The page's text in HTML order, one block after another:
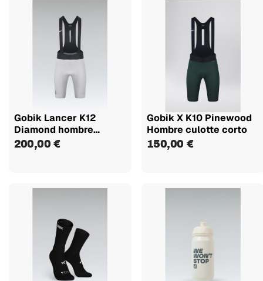
Gobik Lancer K12
Diamond hombre
culotte corto
200,00 €
Gobik X K10 Pinewood
Hombre culotte corto
150,00 €